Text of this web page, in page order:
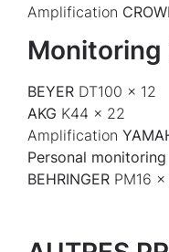
Amplification
Monitoring
BEYER DT100 x 12
AKG K44 x 22
Amplification
Personal monitoring
BEHRINGER PM16 x